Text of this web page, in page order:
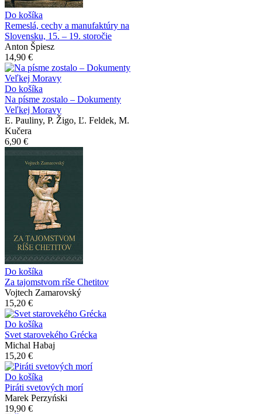
Do košíka
Remeslá, cechy a manufaktúry na
Slovensku, 15. – 19. storočie
Anton Špiesz
14,90 €
Do košíka
Na písme zostalo – Dokumenty
Veľkej Moravy
E. Pauliny, P. Žigo, Ľ. Feldek, M.
Kučera
6,90 €
Do košíka
Za tajomstvom ríše Chetitov
Vojtech Zamarovský
15,20 €
Do košíka
Svet starovekého Grécka
Michal Habaj
15,20 €
Do košíka
Piráti svetových morí
Marek Perzyński
19,90 €